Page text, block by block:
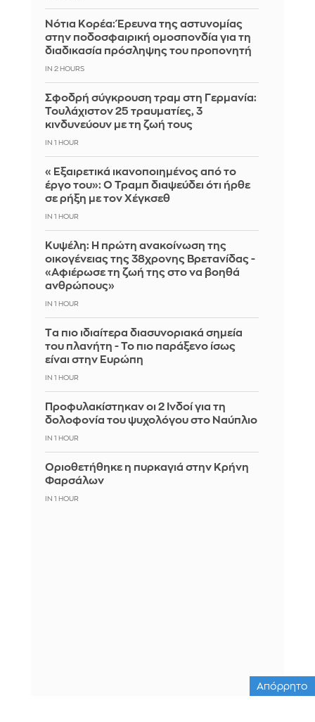
Νότια Κορέα: Έρευνα της αστυνομίας
στην ποδοσφαιρική ομοσπονδία για τη
διαδικασία πρόσληψης του προπονητή
IN 2 HOURS
Σφοδρή σύγκρουση τραμ στη Γερμανία:
Τουλάχιστον 25 τραυματίες, 3
κινδυνεύουν με τη ζωή τους
IN 1 HOUR
«Εξαιρετικά ικανοποιημένος από το
έργο του»: Ο Τραμπ διαψεύδει ότι ήρθε
σε ρήξη με τον Χέγκσεθ
IN 1 HOUR
Κυψέλη: Η πρώτη ανακοίνωση της
οικογένειας της 38χρονης Βρετανίδας -
«Αφιέρωσε τη ζωή της στο να βοηθά
ανθρώπους»
IN 1 HOUR
Tα πιο ιδιαίτερα διασυνοριακά σημεία
του πλανήτη - Το πιο παράξενο ίσως
είναι στην Ευρώπη
IN 1 HOUR
Προφυλακίστηκαν οι 2 Ινδοί για τη
δολοφονία του ψυχολόγου στο Ναύπλιο
IN 1 HOUR
Οριοθετήθηκε η πυρκαγιά στην Κρήνη
Φαρσάλων
IN 1 HOUR
Απόρρητο